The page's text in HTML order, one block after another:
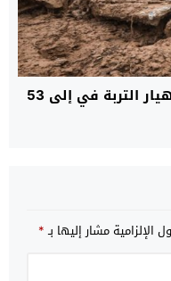
إندونيسيا .. ارتفاع عدد ضحايا انهيار التربة في إلى 53
الإلزامية مشار إليها بـ*